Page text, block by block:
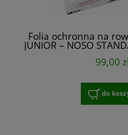
Folia ochronna na
JUNIOR – NOSO
99,00
do